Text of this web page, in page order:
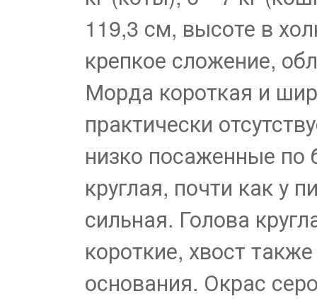
119,3 см, высоте в
крепкое сложение,
Морда короткая и
практически
низко посаженные по
круглая, почти как у
сильная. Голова
короткие, хвост
основания. Окрас